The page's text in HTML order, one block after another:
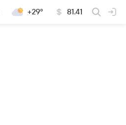
+29° 81.41